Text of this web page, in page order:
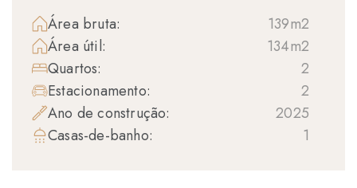
Área bruta:
139m2
Área útil:
134m2
Quartos:
2
Estacionamento:
2
Ano de construção:
2025
Casas-de-banho:
1